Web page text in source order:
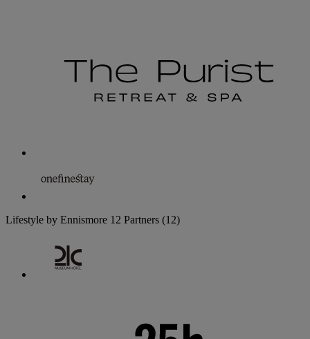
Lifestyle by Ennismore 12 Partners (12)